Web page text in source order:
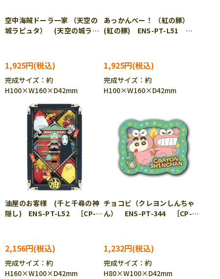
空中海賊ドーラ一家 （天空の
城ラピュタ） (天空の城ラピ
1,925円
完成サイズ：約
H100×W160×D42mm
あっかんべー！ （紅の豚）
(紅の豚) ENS-PT-L51
1,925円
完成サイズ：約
H100×W160×D42mm
油屋のお客様 (千と千尋の神
隠し) ENS-PT-L52 ［CP-
2,156円
完成サイズ：約
H160×W100×D42mm
チョコビ（クレヨンしんちゃ
ん） ENS-PT-344 ［CP-
1,232円
完成サイズ：約
H80×W100×D42mm